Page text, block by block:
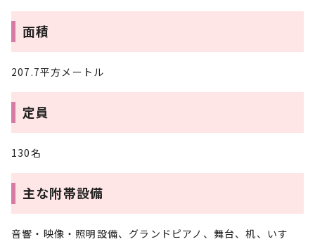
面積
207.7平方メートル
定員
130名
主な附帯設備
音響・映像・照明設備、グランドピアノ、舞台、机、いす